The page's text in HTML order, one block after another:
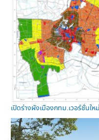
เปิดร่างผังเมืองกทม.เวอร์ชั่นใ